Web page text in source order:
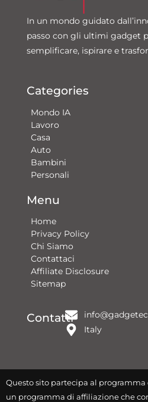
In un mondo guidato
passo con gli ultimi gadget
semplificare, ispirare e
Categories
Mondo IA
Lavoro
Casa
Auto
Bambini
Personali
Menu
Home
Privacy Policy
Chi Siamo
Contattaci​
Affiliate Disclosure
Sitemap
Contatti
Italy
Questo sito partecipa al
un programma di affiliazione che